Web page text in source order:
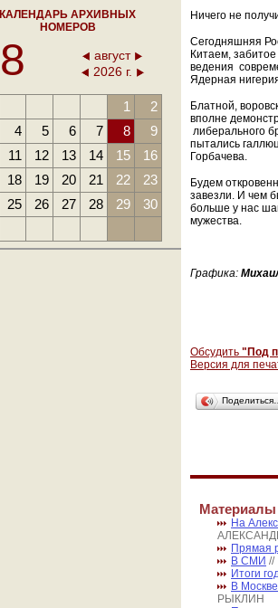
КАЛЕНДАРЬ АРХИВНЫХ
НОМЕРОВ
8
август
2026 г.
1
2
4 5 6 7 8
9
11 12 13 14 15
16
18 19 20 21 22
23
25 26 27 28 29
30
Ничего не
Сегодняшняя
Китаем,
ведения
Ядерная
Блатной,
вполне
либерального
пытались
Горбачева.
Будем
завезли. И чем
больше у нас
мужества.
Графика:
Обсудить "Под
Версия для
Поделиться…
Материалы
На
Прямая
В СМИ //
Итоги
В
РЫКЛИН